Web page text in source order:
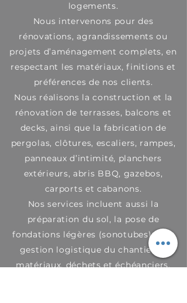
logements.
Nous intervenons pour des
rénovations, agrandissements ou
projets d’aménagement complets, en
respectant les matériaux, finitions et
préférences de nos clients.
Nous réalisons la construction et la
rénovation de terrasses, balcons et
decks, ainsi que la fabrication de
pergolas, clôtures, escaliers, rampes,
panneaux d’intimité, planchers
extérieurs, abris BBQ, gazebos,
carports et cabanons.
Nos services incluent aussi la
préparation du sol, la pose de
fondations légères (sonotubes) et la
gestion logistique du chantier —
matériaux, déchets et échéanciers.